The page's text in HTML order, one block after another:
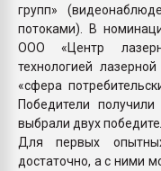
групп»
потоками). В
ООО «Центр
технологией
«сфера
Победители
выбрали двух
Для первых
достаточно, а с ними